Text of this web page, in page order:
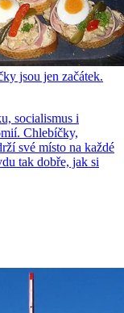
jsou jen začátek.
socialismus i
Chlebíčky,
své místo na každé
tak dobře, jak si